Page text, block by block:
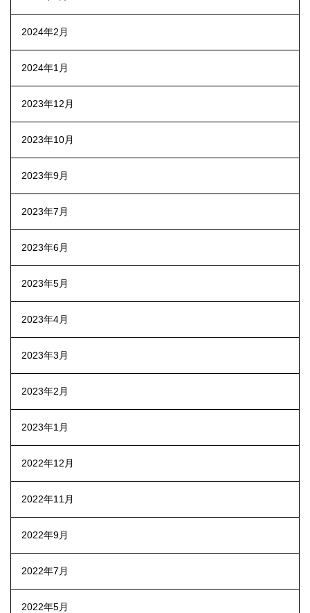
2024年2月
2024年1月
2023年12月
2023年10月
2023年9月
2023年7月
2023年6月
2023年5月
2023年4月
2023年3月
2023年2月
2023年1月
2022年12月
2022年11月
2022年9月
2022年7月
2022年5月